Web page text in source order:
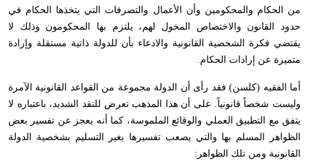
من الحكام والمحكومين وأن الأعمال والتصرفات التي يتخذها الحكام في
حدود القانون والاختصاص المخول لهم، يلتزم بها المحكومون وذلك لا
يقتضي فكرة الشخصية القانونية والادعاء بأن للدولة ذاتية مستقلة وإرادة
متميزة عن إرادات الحكام.
أما الفقيه (كلسن) فقد رأى أن الدولة مجموعة من القواعد القانونية الآمرة
وليست شخصاً قانونياً. على أن هذا المذهب تعرض للنقد الشديد، باعتباره لا
يتفق مع التطبيق العملي والوقائع الملموسة، كما أنه يعجز عن تفسير بعض
الظواهر المسلم بها والتي يصعب تفسيرها بغير التسليم بشخصية الدولة
القانونية ومن تلك الظواهر: